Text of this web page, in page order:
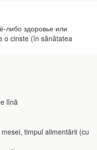
либо здоровье или
o cinste (în sănătatea
lînă
timpul alimentării (cu